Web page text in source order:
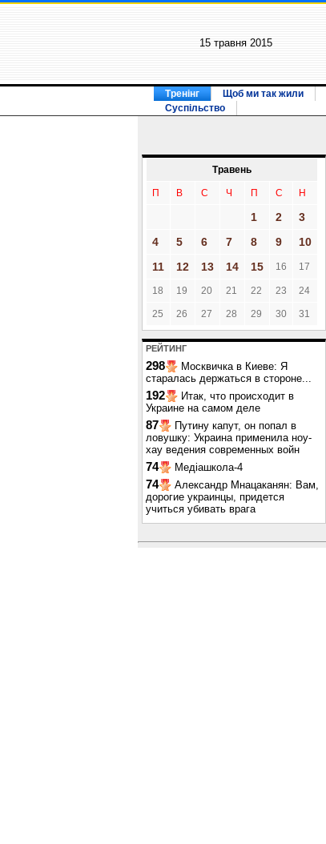
15 травня 2015
Тренінг Щоб ми так жили
Суспільство
Травень
П В С Ч П С Н
1 2
3
4
5 6 7 8 9
10
11
12 13 14 15 16 17
18 19 20 21 22 23 24
25 26 27 28 29 30 31
РЕЙТИНГ
298
Москвичка в Киеве: Я
старалась держаться в стороне...
192
Итак, что происходит в
Украине на самом деле
87
Путину капут, он попал в
ловушку: Украина применила ноу-
хау ведения современных войн
74 Медіашкола-4
74
Александр Мнацаканян: Вам,
дорогие украинцы, придется
учиться убивать врага